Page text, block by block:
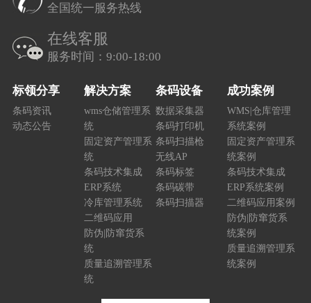
全国统一服务热线
在线客服
服务时间：9:00-18:00
标领分享
条码资讯
动态公告
解决方案
wms仓储管理系
统
固定资产管理系
统
条码技术集成
ERP系统
冷库管理系统
二维码应用
防伪|防窜货系
统
质量追溯管理系
统
条码设备
数据采集器
条码打印机
条码扫描枪
无线AP
条码标签
条码碳带
条码扫描器
成功案例
WMS|仓库管理
系统案例
固定资产管理系
统案例
条码技术集成
ERP系统案例
二维码应用案例
防伪|防窜货系
统案例
质量追溯管理系
统案例